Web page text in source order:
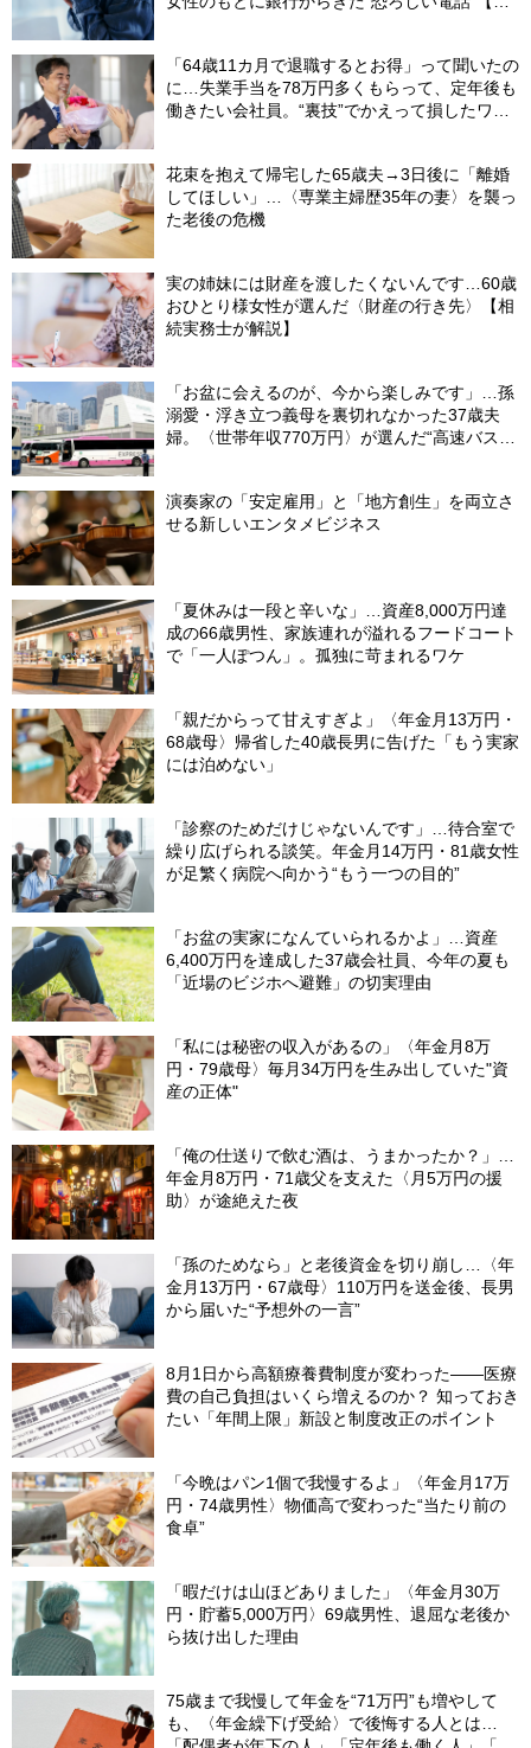
「64歳11カ月で退職するとお得」って聞いたの
に…失業手当を78万円多くもらって、定年後も
働きたい会社員。“裏技”でかえって損したワケ
花束を抱えて帰宅した65歳夫→3日後に「離婚
してほしい」…〈専業主婦歴35年の妻〉を襲っ
た老後の危機
実の姉妹には財産を渡したくないんです…60歳
おひとり様女性が選んだ〈財産の行き先〉【相
続実務士が解説】
「お盆に会えるのが、今から楽しみです」…孫
溺愛・浮き立つ義母を裏切れなかった37歳夫
婦。〈世帯年収770万円〉が選んだ“高速バス帰
演奏家の「安定雇用」と「地方創生」を両立さ
せる新しいエンタメビジネス
「夏休みは一段と辛いな」…資産8,000万円達
成の66歳男性、家族連れが溢れるフードコート
で「一人ぽつん」。孤独に苛まれるワケ
「親だからって甘えすぎよ」〈年金月13万円・
68歳母〉帰省した40歳長男に告げた「もう実家
には泊めない」
「診察のためだけじゃないんです」…待合室で
繰り広げられる談笑。年金月14万円・81歳女性
が足繁く病院へ向かう“もう一つの目的”
「お盆の実家になんていられるかよ」…資産
6,400万円を達成した37歳会社員、今年の夏も
「近場のビジホへ避難」の切実理由
「私には秘密の収入があるの」〈年金月8万
円・79歳母〉毎月34万円を生み出していた"資
産の正体"
「俺の仕送りで飲む酒は、うまかったか？」…
年金月8万円・71歳父を支えた〈月5万円の援
助〉が途絶えた夜
「孫のためなら」と老後資金を切り崩し…〈年
金月13万円・67歳母〉110万円を送金後、長男
から届いた“予想外の一言”
8月1日から高額療養費制度が変わった――医療
費の自己負担はいくら増えるのか？ 知っておき
たい「年間上限」新設と制度改正のポイント
「今晩はパン1個で我慢するよ」〈年金月17万
円・74歳男性〉物価高で変わった“当たり前の
食卓”
「暇だけは山ほどありました」〈年金月30万
円・貯蓄5,000万円〉69歳男性、退屈な老後か
ら抜け出した理由
75歳まで我慢して年金を“71万円”も増やして
も、〈年金繰下げ受給〉で後悔する人とは…